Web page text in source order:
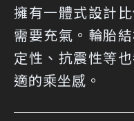
擁有一體式設計
需要充氣。輪胎
定性、抗震性等
適的乘坐感。